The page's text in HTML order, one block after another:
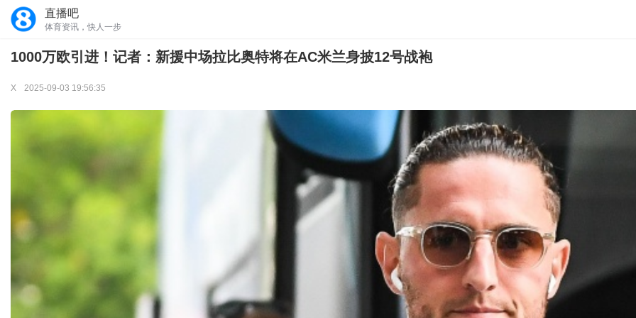
直播吧
体育资讯，快人一步
1000万欧引进！记者：新援中场拉比奥特将在AC米兰身披12号战袍
X 2025-09-03 19:56:35